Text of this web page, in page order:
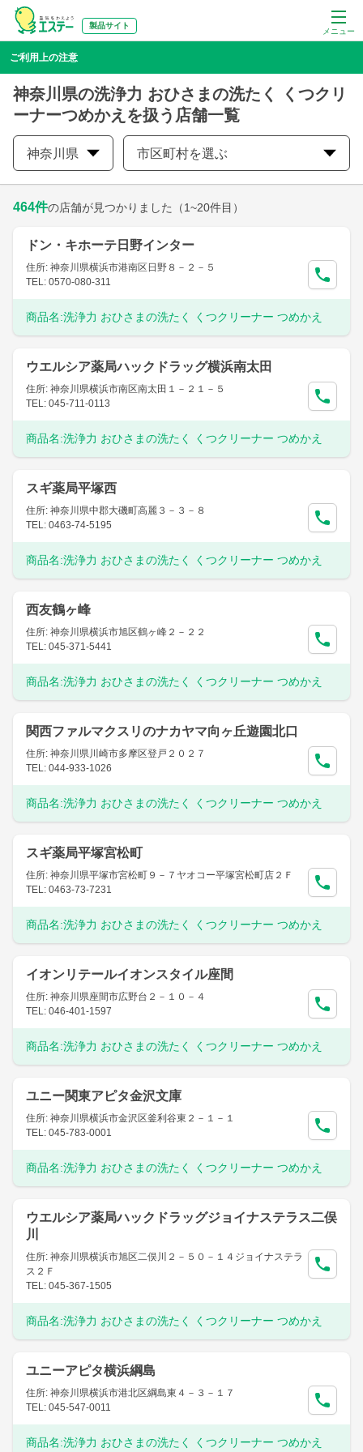
メニュー
製品サイト
ご利用上の注意
神奈川県の洗浄力 おひさまの洗たく くつクリ
ーナーつめかえを扱う店舗一覧
神奈川県 市区町村を選ぶ
464件の店舗が見つかりました （1~20件目）
ドン・キホーテ日野インター
住所: 神奈川県横浜市港南区日野８－２－５
TEL: 0570-080-311
商品名:洗浄力 おひさまの洗たく くつクリーナー つめかえ
ウエルシア薬局ハックドラッグ横浜南太田
住所: 神奈川県横浜市南区南太田１－２１－５
TEL: 045-711-0113
商品名:洗浄力 おひさまの洗たく くつクリーナー つめかえ
スギ薬局平塚西
住所: 神奈川県中郡大磯町高麗３－３－８
TEL: 0463-74-5195
商品名:洗浄力 おひさまの洗たく くつクリーナー つめかえ
西友鶴ヶ峰
住所: 神奈川県横浜市旭区鶴ヶ峰２－２２
TEL: 045-371-5441
商品名:洗浄力 おひさまの洗たく くつクリーナー つめかえ
関西ファルマクスリのナカヤマ向ヶ丘遊園北口
住所: 神奈川県川崎市多摩区登戸２０２７
TEL: 044-933-1026
商品名:洗浄力 おひさまの洗たく くつクリーナー つめかえ
スギ薬局平塚宮松町
住所: 神奈川県平塚市宮松町９－７ヤオコー平塚宮松町店２Ｆ
TEL: 0463-73-7231
商品名:洗浄力 おひさまの洗たく くつクリーナー つめかえ
イオンリテールイオンスタイル座間
住所: 神奈川県座間市広野台２－１０－４
TEL: 046-401-1597
商品名:洗浄力 おひさまの洗たく くつクリーナー つめかえ
ユニー関東アピタ金沢文庫
住所: 神奈川県横浜市金沢区釜利谷東２－１－１
TEL: 045-783-0001
商品名:洗浄力 おひさまの洗たく くつクリーナー つめかえ
ウエルシア薬局ハックドラッグジョイナステラス二俣
川
住所: 神奈川県横浜市旭区二俣川２－５０－１４ジョイナステラ
ス２Ｆ
TEL: 045-367-1505
商品名:洗浄力 おひさまの洗たく くつクリーナー つめかえ
ユニーアピタ横浜綱島
住所: 神奈川県横浜市港北区綱島東４－３－１７
TEL: 045-547-0011
商品名:洗浄力 おひさまの洗たく くつクリーナー つめかえ